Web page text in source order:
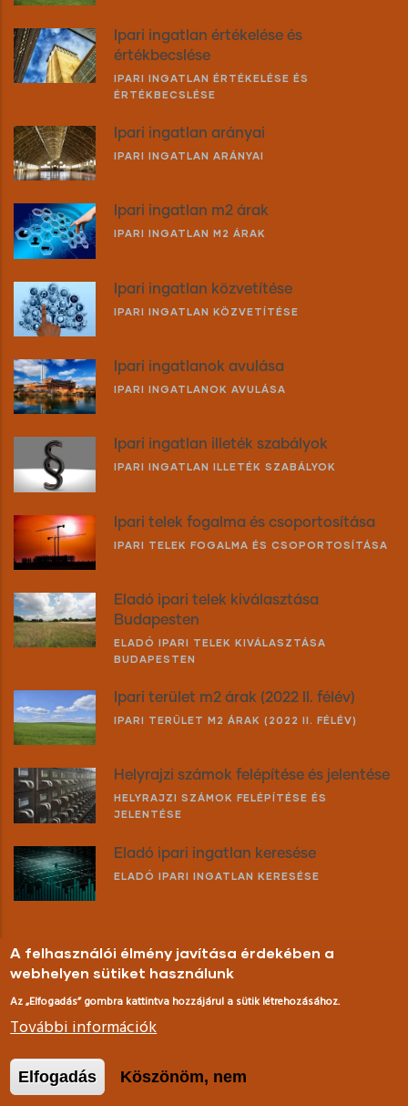
Ipari ingatlan értékelése és
értékbecslése
IPARI INGATLAN ÉRTÉKELÉSE ÉS
ÉRTÉKBECSLÉSE
Ipari ingatlan arányai
IPARI INGATLAN ARÁNYAI
Ipari ingatlan m2 árak
IPARI INGATLAN M2 ÁRAK
Ipari ingatlan közvetítése
IPARI INGATLAN KÖZVETÍTÉSE
Ipari ingatlanok avulása
IPARI INGATLANOK AVULÁSA
Ipari ingatlan illeték szabályok
IPARI INGATLAN ILLETÉK SZABÁLYOK
Ipari telek fogalma és csoportosítása
IPARI TELEK FOGALMA ÉS CSOPORTOSÍTÁSA
Eladó ipari telek kiválasztása
Budapesten
ELADÓ IPARI TELEK KIVÁLASZTÁSA
BUDAPESTEN
Ipari terület m2 árak (2022 II. félév)
IPARI TERÜLET M2 ÁRAK (2022 II. FÉLÉV)
Helyrajzi számok felépítése és jelentése
HELYRAJZI SZÁMOK FELÉPÍTÉSE ÉS
JELENTÉSE
Eladó ipari ingatlan keresése
ELADÓ IPARI INGATLAN KERESÉSE
© Copyrighteladoipariingatlan.hu
A felhasználói élmény javítása érdekében a
webhelyen sütiket használunk
Az „Elfogadás” gombra kattintva hozzájárul a sütik létrehozásához.
További információk
Elfogadás Köszönöm, nem